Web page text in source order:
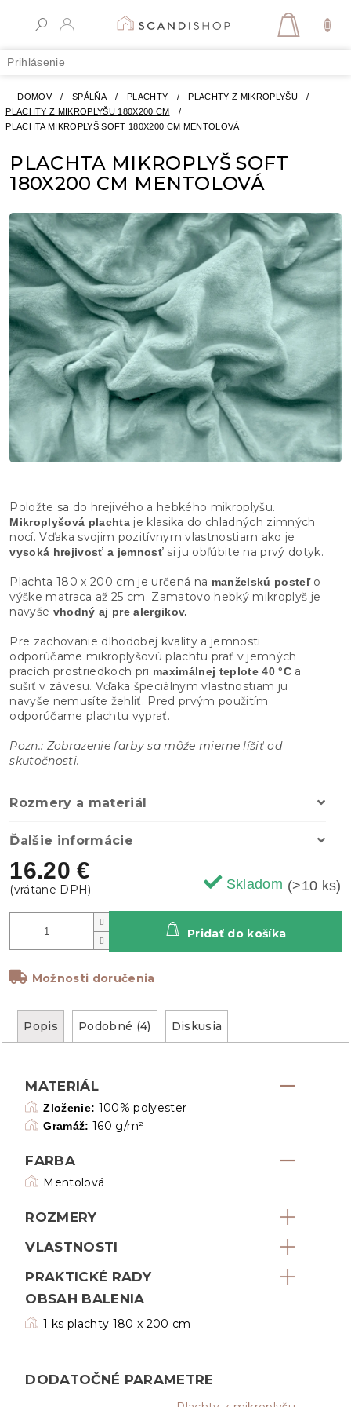
Prihlásenie
DOMOV / SPÁLŇA / PLACHTY / PLACHTY Z MIKROPLYŠU
/
PLACHTY Z MIKROPLYŠU 180X200 CM
/
PLACHTA MIKROPLYŠ SOFT 180X200 CM MENTOLOVÁ
PLACHTA MIKROPLYŠ SOFT
180X200 CM MENTOLOVÁ
16.20 €
Skladom (>10 ks)
Možnosti doručenia
Pridať do košíka
Položte sa do hrejivého a hebkého mikroplyšu.
Mikroplyšová plachtaje klasika do chladných zimných
nocí. Vďaka svojim pozitívnym vlastnostiam ako je
vysoká hrejivosť a jemnosťsi ju obľúbite na prvý dotyk.
Plachta 180 x 200 cm je určená na manželskú posteľo
výške matraca až 25 cm. Zamatovo hebký mikroplyš je
navyše vhodný aj pre alergikov.
Pre zachovanie dlhodobej kvality a jemnosti
odporúčame mikroplyšovú plachtu prať v jemných
pracích prostriedkoch pri maximálnej teplote 40 °Ca
sušiť v závesu. Vďaka špeciálnym vlastnostiam ju
navyše nemusíte žehliť. Pred prvým použitím
odporúčame plachtu vyprať.
Pozn.: Zobrazenie farby sa môže mierne líšiť od
skutočnosti.
Rozmery a materiál
Ďalšie informácie
Popis Podobné (4) Diskusia
MATERIÁL
Zloženie: 100% polyester
Gramáž: 160 g/m²
FARBA
Mentolová
ROZMERY
VLASTNOSTI
PRAKTICKÉ RADY
OBSAH BALENIA
1 ks plachty 180 x 200 cm
DODATOČNÉ PARAMETRE